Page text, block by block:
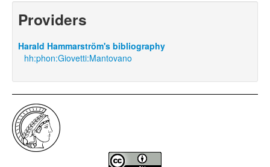
Providers
Harald Hammarström's bibliography
hh:phon:Giovetti:Mantovano